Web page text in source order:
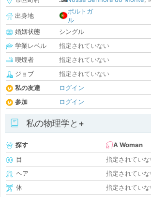
出身地
ポルトガ
ル
婚姻状態
シングル
学業レベル
指定されていない
喫煙者
指定されていない
ジョブ
指定されていない
私の友達
ログイン
参加
ログイン
私の物理学と+
探す
A Woman
目
指定されてい
ヘア
指定されてい
体
指定されてい